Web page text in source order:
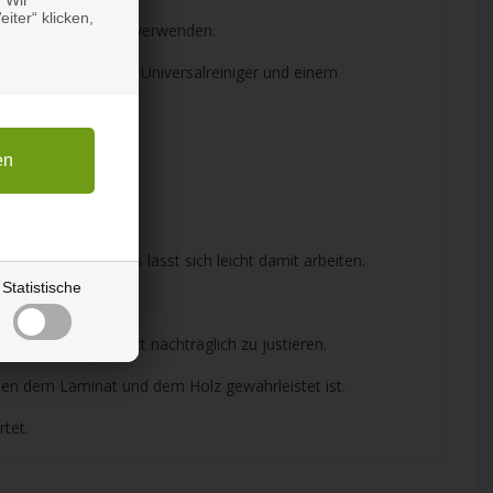
klicken,
Statistische
Kreissäge, zu verwenden.
es mit einem Universalreiniger und einem
zu verwenden, es lässt sich leicht damit arbeiten.
das Laminatblatt nachträglich zu justieren.
dem Laminat und dem Holz gewährleistet ist.